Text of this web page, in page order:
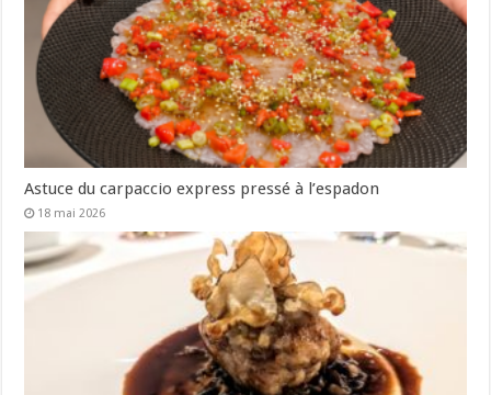
Astuce du carpaccio express pressé à l’espadon
18 mai 2026